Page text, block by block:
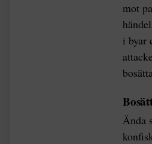
mot
i byar
Ända